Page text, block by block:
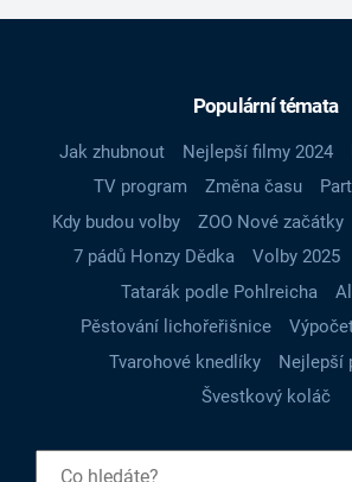
Populární témata
Jak zhubnout Nejlepší filmy 2024
TV program
Změna času
Kdy budou volby
ZOO Nové začátky
7 pádů Honzy Dědka
Volby 2025
Tatarák podle Pohlreicha
Pěstování lichořeřišnice
Tvarohové knedlíky
Nejlepší
Švestkový koláč